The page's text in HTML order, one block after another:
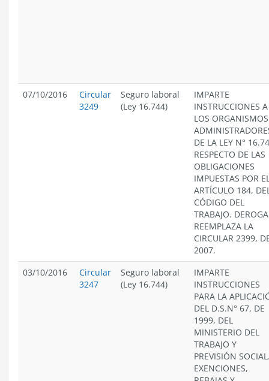
07/10/2016
Circular
3249
Seguro laboral
(Ley 16.744)
IMPARTE
INSTRUCCIONES A
LOS ORGANISMOS
DE LA LEY N°
RESPECTO DE LAS
OBLIGACIONES
IMPUESTAS POR
ARTÍCULO 184,
CÓDIGO DEL
TRABAJO.
REEMPLAZA LA
CIRCULAR 2399,
2007.
03/10/2016
Circular
3247
Seguro laboral
(Ley 16.744)
IMPARTE
INSTRUCCIONES
PARA LA
DEL D.S.N° 67, DE
1999, DEL
MINISTERIO DEL
TRABAJO Y
PREVISIÓN
EXENCIONES,